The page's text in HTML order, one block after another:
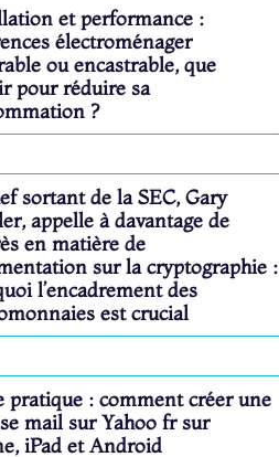
et performance :
électroménager
ou encastrable, que
pour réduire sa
?
sortant de la SEC, Gary
appelle à davantage de
en matière de
sur la cryptographie :
l’encadrement des
est crucial
pratique : comment créer une
mail sur Yahoo fr sur
iPad et Android